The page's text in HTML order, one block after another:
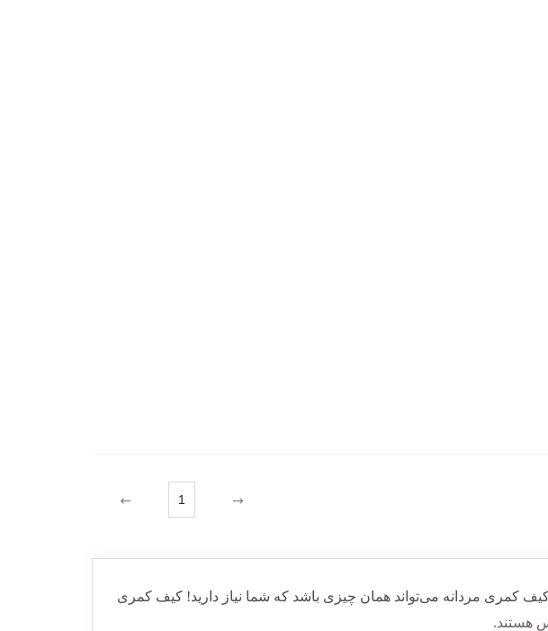
1
کمری مردانه می‌تواند همان چیزی باشد که شما نیاز دارید! کیف کمری
هستند.